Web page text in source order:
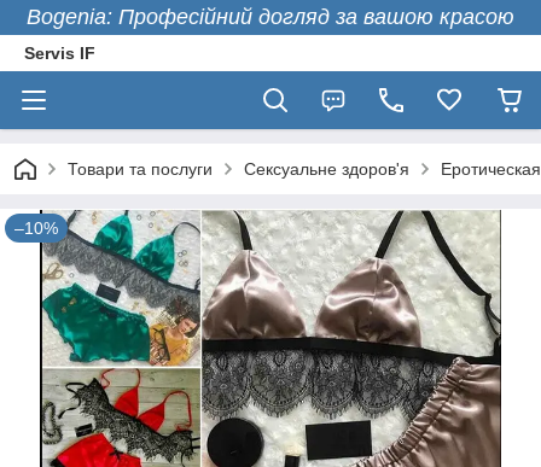
Bogenia: Професійний догляд за вашою красою
Servis IF
Товари та послуги Сексуальне здоров'я
–10%